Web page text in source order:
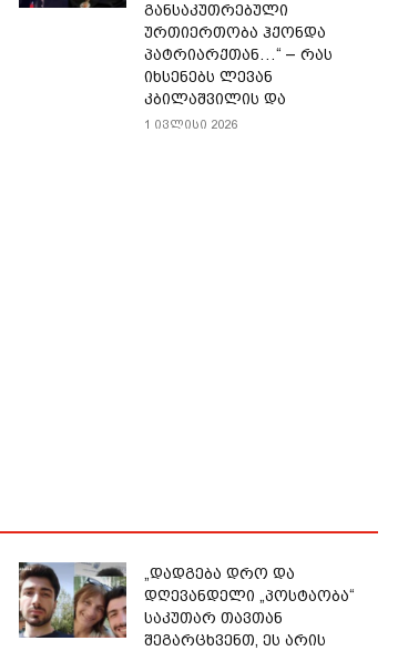
განსაკუთრებული
ურთიერთობა ჰქონდა
პატრიარქთან…“ – რას
იხსენებს ლევან
კბილაშვილის და
1 ივლისი 2026
„დადგება დრო და
დღევანდელი „პოსტაობა“
საკუთარ თავთან
შეგარცხვენთ, ეს არის